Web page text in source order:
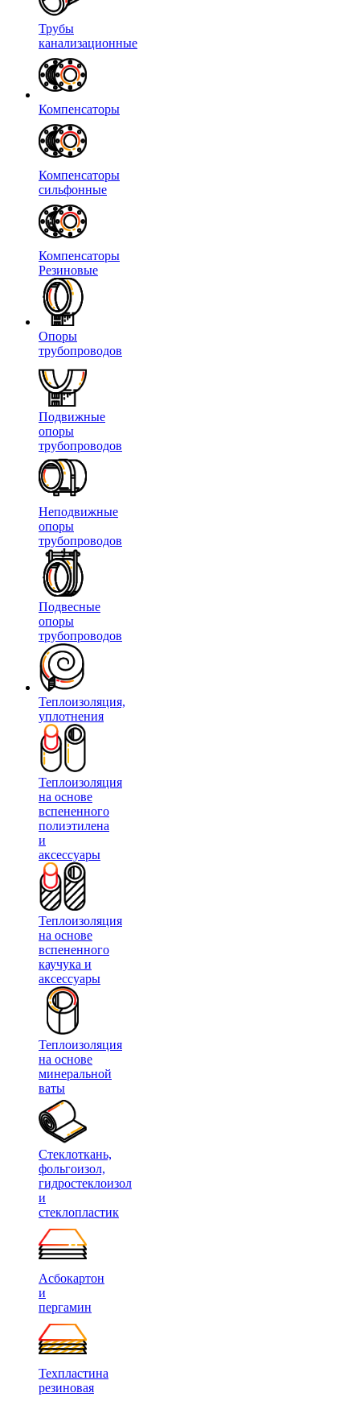
Трубы
канализационные
Компенсаторы
Компенсаторы
сильфонные
Компенсаторы
Резиновые
Опоры
трубопроводов
Подвижные
опоры
трубопроводов
Неподвижные
опоры
трубопроводов
Подвесные
опоры
трубопроводов
Теплоизоляция,
уплотнения
Теплоизоляция
на основе
вспененного
полиэтилена
и
аксессуары
Теплоизоляция
на основе
вспененного
каучука и
аксессуары
Теплоизоляция
на основе
минеральной
ваты
Стеклоткань,
фольгоизол,
гидростеклоизол
и
стеклопластик
Асбокартон
и
пергамин
Техпластина
резиновая